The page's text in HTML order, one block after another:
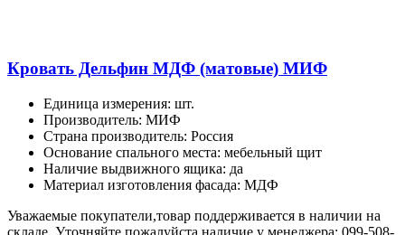
Кровать Дельфин МДФ (матовые) МИФ
Единица измерения: шт.
Производитель: МИФ
Страна производитель: Россия
Основание спального места: мебельный щит
Наличие выдвижного ящика: да
Материал изготовления фасада: МДФ
Уважаемые покупатели,товар поддерживается в наличии на
складе. Уточняйте пожалуйста наличие у менеджера: 099-508-